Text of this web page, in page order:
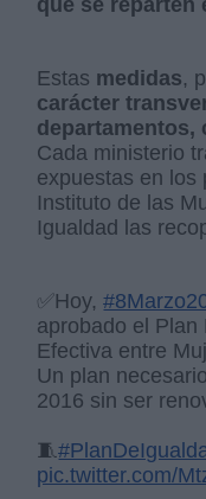
que se reparten
Estas medidas,
carácter
departamentos,
Cada ministerio
expuestas en los
Instituto de las
Igualdad las
✅Hoy,
aprobado el Plan
Efectiva entre
Un plan
2016 sin ser
🧵
pic.twitter.com/